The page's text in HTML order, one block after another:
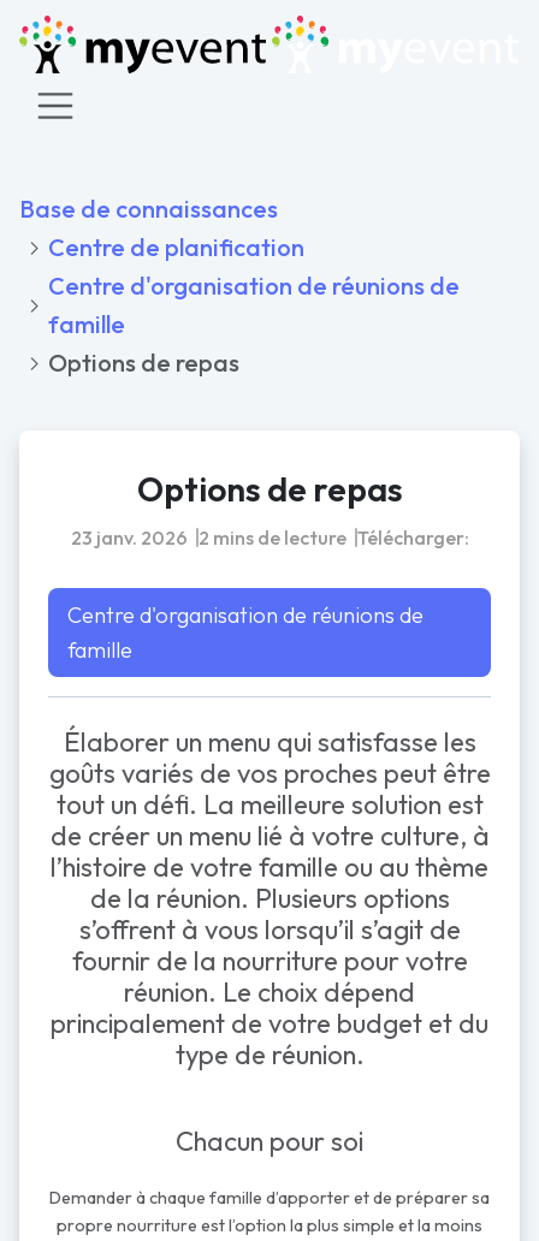
Base de connaissances
Centre de planification
Centre d'organisation de réunions de
famille
Options de repas
Options de repas
23 janv. 2026 2 mins de lecture Télécharger:
Centre d'organisation de réunions de
famille
Élaborer un menu qui satisfasse les
goûts variés de vos proches peut être
tout un défi. La meilleure solution est
de créer un menu lié à votre culture, à
l’histoire de votre famille ou au thème
de la réunion. Plusieurs options
s’offrent à vous lorsqu’il s’agit de
fournir de la nourriture pour votre
réunion. Le choix dépend
principalement de votre budget et du
type de réunion.
Chacun pour soi
Demander à chaque famille d’apporter et de préparer sa
propre nourriture est l’option la plus simple et la moins